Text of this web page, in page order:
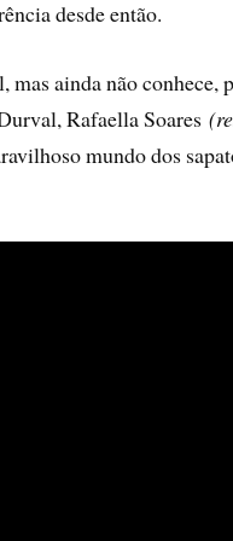
desde então.
ainda não conhece,
Rafaella Soares
mundo dos